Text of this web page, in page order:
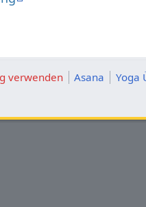
verwenden Asana Yoga